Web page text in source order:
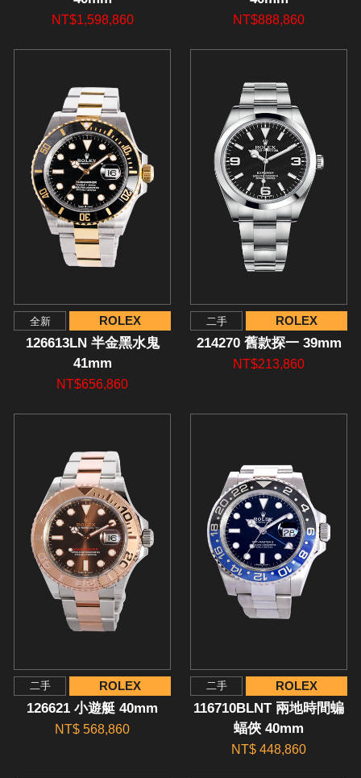
NT$1,598,860 NT$888,860
全新 ROLEX
126613LN 半金黑水鬼
41mm
NT$656,860
二手 ROLEX
214270 舊款探一 39mm
NT$213,860
二手 ROLEX
126621 小遊艇 40mm
NT$ 568,860
二手 ROLEX
116710BLNT 兩地時間蝙
蝠俠 40mm
NT$ 448,860